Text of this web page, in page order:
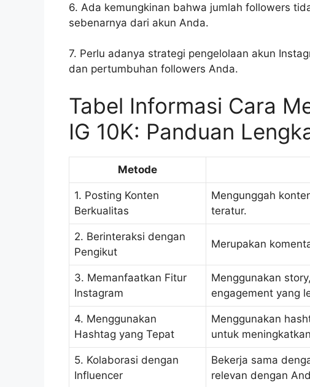
6. Ada kemungkinan bahwa jumlah followers
sebenarnya dari akun Anda.
7. Perlu adanya strategi pengelolaan akun
dan pertumbuhan followers Anda.
Tabel Informasi Cara
IG 10K: Panduan
Metode
1. Posting Konten
Berkualitas
Mengunggah
teratur.
2. Berinteraksi dengan
Pengikut
Merupakan
3. Memanfaatkan Fitur
Instagram
Menggunakan
engagement yang
4. Menggunakan
Hashtag yang Tepat
Menggunakan
untuk
5. Kolaborasi dengan
Influencer
Bekerja sama
relevan dengan